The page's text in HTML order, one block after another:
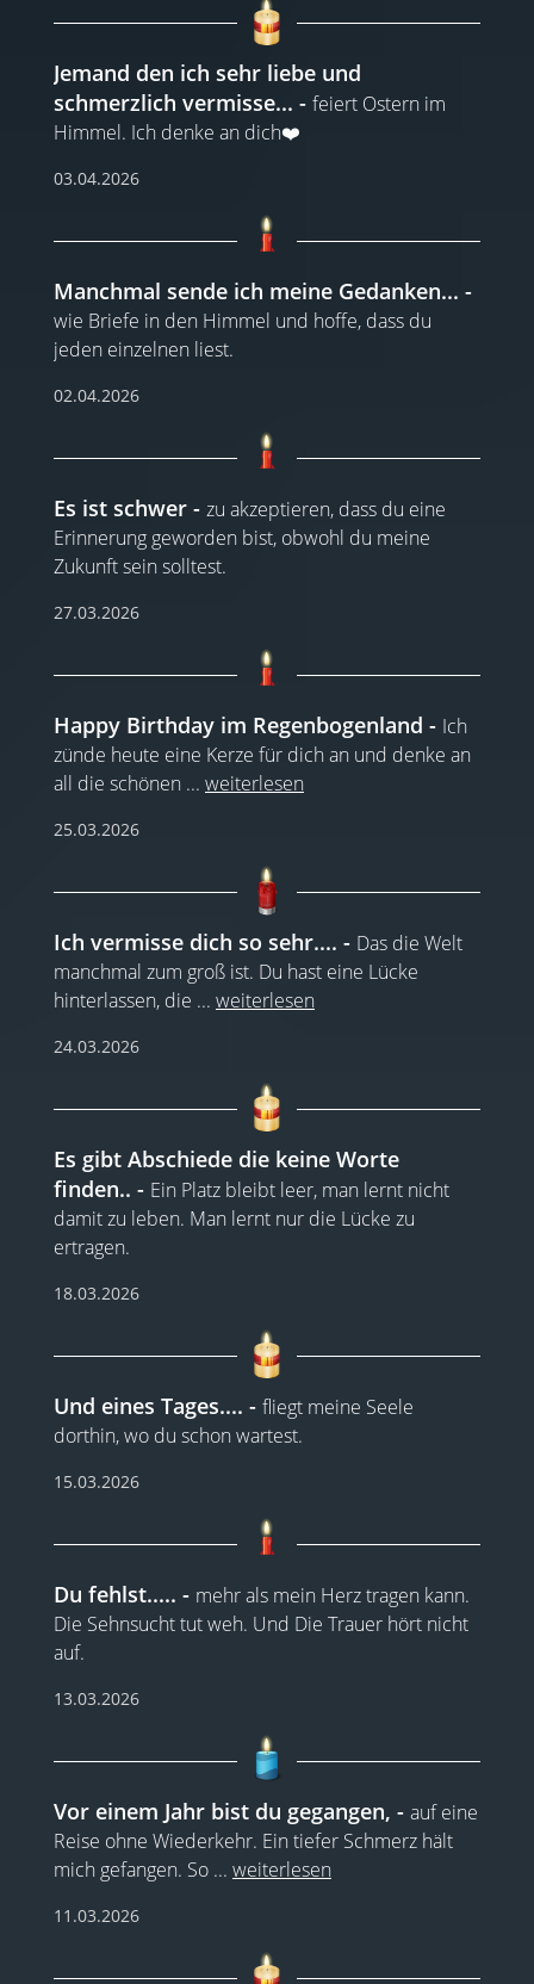
Jemand den ich sehr liebe und
schmerzlich vermisse...
feiert Ostern im
Himmel. Ich denke an dich❤️
03.04.2026
Manchmal sende ich meine Gedanken...
wie Briefe in den Himmel und hoffe, dass du
jeden einzelnen liest.
02.04.2026
Es ist schwer
zu akzeptieren, dass du eine
Erinnerung geworden bist, obwohl du meine
Zukunft sein solltest.
27.03.2026
Happy Birthday im Regenbogenland
Ich
zünde heute eine Kerze für dich an und denke an
all die schönen ... weiterlesen
25.03.2026
Ich vermisse dich so sehr....
Das die Welt
manchmal zum groß ist. Du hast eine Lücke
hinterlassen, die ... weiterlesen
24.03.2026
Es gibt Abschiede die keine Worte
finden..
Ein Platz bleibt leer, man lernt nicht
damit zu leben. Man lernt nur die Lücke zu
ertragen.
18.03.2026
Und eines Tages....
fliegt meine Seele
dorthin, wo du schon wartest.
15.03.2026
Du fehlst.....
mehr als mein Herz tragen kann.
Die Sehnsucht tut weh. Und Die Trauer hört nicht
auf.
13.03.2026
Vor einem Jahr bist du gegangen,
auf eine
Reise ohne Wiederkehr. Ein tiefer Schmerz hält
mich gefangen. So ... weiterlesen
11.03.2026